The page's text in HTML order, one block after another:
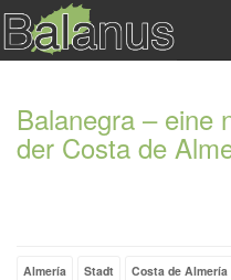
Balanegra – eine
der Costa de
Almería Stadt Costa de Almería